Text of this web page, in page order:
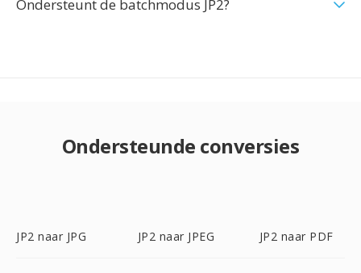
Ondersteunt de batchmodus JP2?
Ondersteunde conversies
JP2 naar JPG JP2 naar JPEG JP2 naar PDF